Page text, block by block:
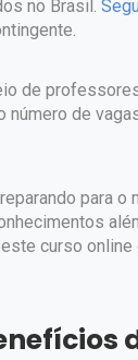
no Brasil.
de
de
para o
curso online